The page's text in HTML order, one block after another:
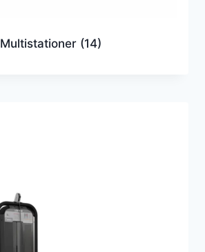
Multistationer (14)